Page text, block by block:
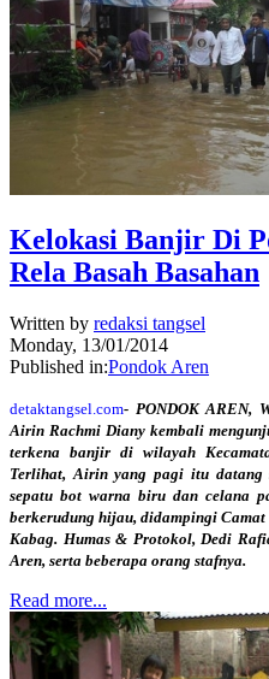
Kelokasi Banjir Di
Rela Basah Basahan
Written by redaksi tangsel
Monday, 13/01/2014
Published in:Pondok Aren
detaktangsel.com- PONDOK AREN,
Airin Rachmi Diany kembali
terkena banjir di wilayah
Terlihat, Airin yang pagi itu
sepatu bot warna biru dan celana
berkerudung hijau, didampingi
Kabag. Humas & Protokol, Dedi
Aren, serta beberapa orang stafnya.
Read more...